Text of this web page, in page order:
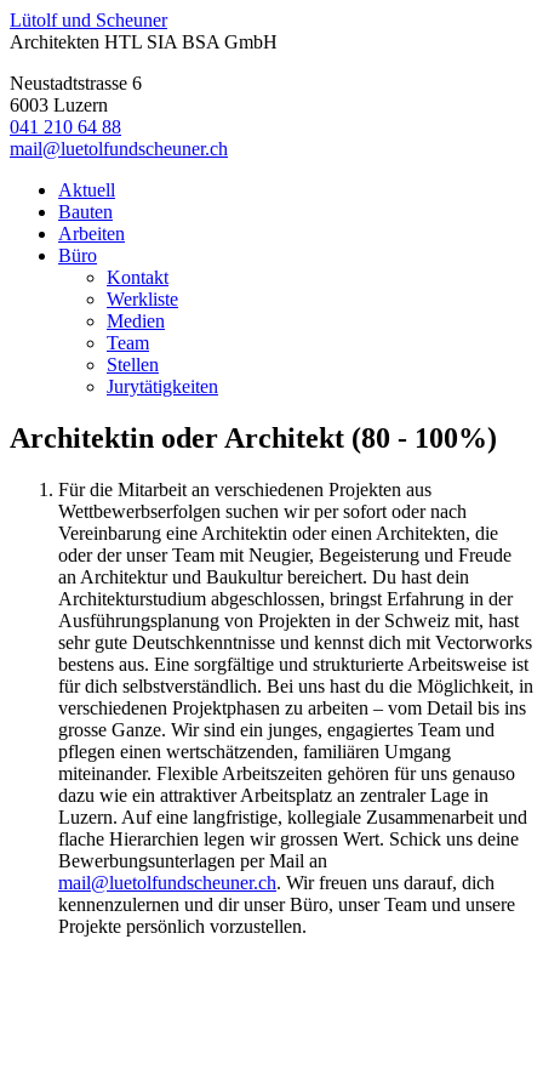
Lütolf und Scheuner
Architekten HTL SIA BSA GmbH
Neustadtstrasse 6
6003 Luzern
041 210 64 88
mail@luetolfundscheuner.ch
Aktuell
Bauten
Arbeiten
Büro
Kontakt
Werkliste
Medien
Team
Stellen
Jurytätigkeiten
Architektin oder Architekt (80 - 100%)
Für die Mitarbeit an verschiedenen Projekten aus
Wettbewerbserfolgen suchen wir per sofort oder nach
Vereinbarung eine Architektin oder einen Architekten, die
oder der unser Team mit Neugier, Begeisterung und Freude
an Architektur und Baukultur bereichert. Du hast dein
Architekturstudium abgeschlossen, bringst Erfahrung in der
Ausführungsplanung von Projekten in der Schweiz mit, hast
sehr gute Deutschkenntnisse und kennst dich mit Vectorworks
bestens aus. Eine sorgfältige und strukturierte Arbeitsweise ist
für dich selbstverständlich. Bei uns hast du die Möglichkeit, in
verschiedenen Projektphasen zu arbeiten – vom Detail bis ins
grosse Ganze. Wir sind ein junges, engagiertes Team und
pflegen einen wertschätzenden, familiären Umgang
miteinander. Flexible Arbeitszeiten gehören für uns genauso
dazu wie ein attraktiver Arbeitsplatz an zentraler Lage in
Luzern. Auf eine langfristige, kollegiale Zusammenarbeit und
flache Hierarchien legen wir grossen Wert. Schick uns deine
Bewerbungsunterlagen per Mail an
mail@luetolfundscheuner.ch. Wir freuen uns darauf, dich
kennenzulernen und dir unser Büro, unser Team und unsere
Projekte persönlich vorzustellen.